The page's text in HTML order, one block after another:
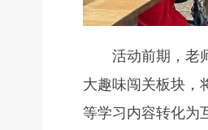
活动前期，老
大趣味闯关板块，
等学习内容转化为